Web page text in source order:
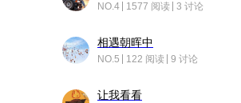
NO.4 1577 阅读 3 讨论
相遇朝晖中
NO.5 122 阅读 9 讨论
让我看看